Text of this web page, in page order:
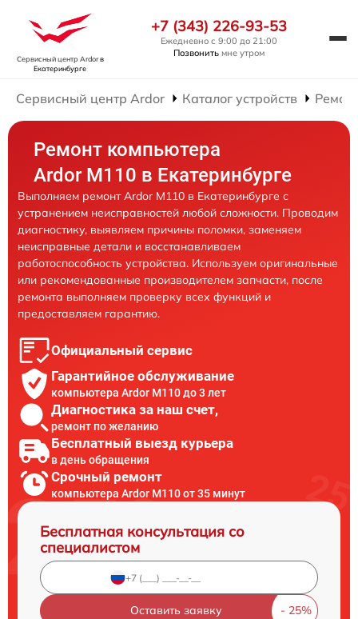
Сервисный центр Ardorв
Екатеринбурге
+7 (343) 226-93-53
Ежедневно с 9:00 до 21:00
Позвонить мне утром
Сервисный центр Ardor Каталог устройств
Ремонт компьютера
Ardor M110 в Екатеринбурге
Выполняем ремонт Ardor M110 в Екатеринбурге с
устранением неисправностей любой сложности. Проводим
диагностику, выявляем причины поломки, заменяем
неисправные детали и восстанавливаем
работоспособность устройства. Используем оригинальные
или рекомендованные производителем запчасти, после
ремонта выполняем проверку всех функций и
предоставляем гарантию.
Официальный сервис
Гарантийное обслуживание
компьютера Ardor M110 до 3 лет
Диагностика за наш счет,
ремонт по желанию
Бесплатный выезд курьера
в день обращения
Срочный ремонт
компьютера Ardor M110 от 35 минут
Бесплатная консультация со
специалистом
Оставить заявку